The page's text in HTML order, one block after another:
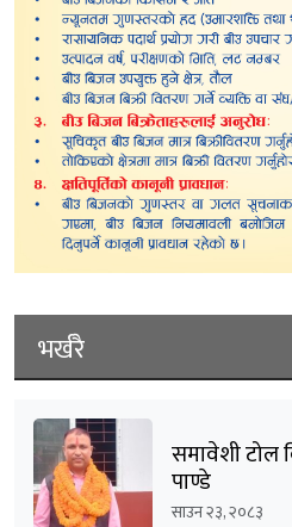
भर्खरै
समावेशी टोल
पाण्डे
साउन २३, २०८३